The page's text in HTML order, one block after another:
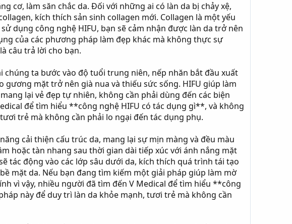
cơ, làm săn chắc da. Đối với những ai có làn da bị chảy xệ,
kích thích sản sinh collagen mới. Collagen là một yếu
dụng công nghệ HIFU, bạn sẽ cảm nhận được làn da trở nên
của các phương pháp làm đẹp khác mà không thực sự
câu trả lời cho bạn.
chúng ta bước vào độ tuổi trung niên, nếp nhăn bắt đầu xuất
mặt trở nên già nua và thiếu sức sống. HIFU giúp làm
lại vẻ đẹp tự nhiên, không cần phải dùng đến các biện
để tìm hiểu **công nghệ HIFU có tác dụng gì**, và không
trẻ mà không cần phải lo ngại đến tác dụng phụ.
cải thiện cấu trúc da, mang lại sự mịn màng và đều màu
hoặc tàn nhang sau thời gian dài tiếp xúc với ánh nắng mặt
tác động vào các lớp sâu dưới da, kích thích quá trình tái tạo
mặt da. Nếu bạn đang tìm kiếm một giải pháp giúp làm mờ
vì vậy, nhiều người đã tìm đến V Medical để tìm hiểu **công
này để duy trì làn da khỏe mạnh, tươi trẻ mà không cần